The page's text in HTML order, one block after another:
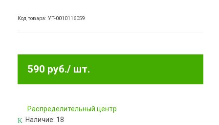
Код товара: УТ-0010116059
590 руб./ шт.
Pаспределительный центр
Наличие: 18